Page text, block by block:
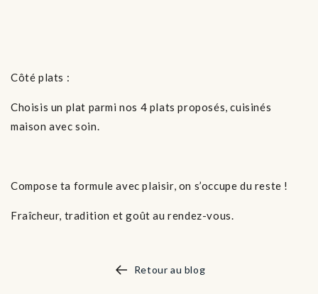
Côté plats :
Choisis un plat parmi nos 4 plats proposés, cuisinés
maison avec soin.
Compose ta formule avec plaisir, on s’occupe du reste !
Fraîcheur, tradition et goût au rendez-vous.
Retour au blog